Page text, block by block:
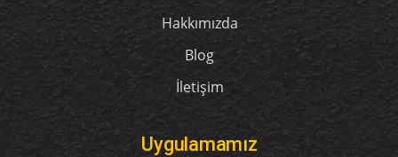
Hakkımızda
Blog
İletişim
Uygulamamız